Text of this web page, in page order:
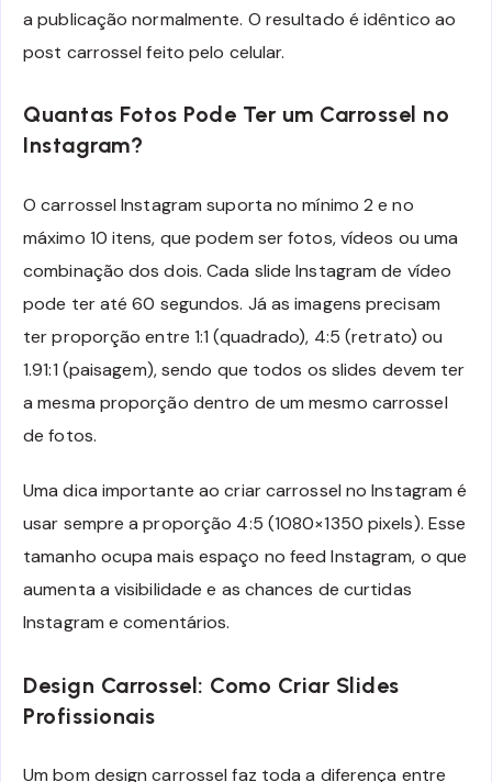
a publicação normalmente. O resultado é idêntico ao
post carrossel feito pelo celular.
Quantas Fotos Pode Ter um Carrossel no
Instagram?
O carrossel Instagram suporta no mínimo 2 e no
máximo 10 itens, que podem ser fotos, vídeos ou uma
combinação dos dois. Cada slide Instagram de vídeo
pode ter até 60 segundos. Já as imagens precisam
ter proporção entre 1:1 (quadrado), 4:5 (retrato) ou
1.91:1 (paisagem), sendo que todos os slides devem ter
a mesma proporção dentro de um mesmo carrossel
de fotos.
Uma dica importante ao criar carrossel no Instagram é
usar sempre a proporção 4:5 (1080×1350 pixels). Esse
tamanho ocupa mais espaço no feed Instagram, o que
aumenta a visibilidade e as chances de curtidas
Instagram e comentários.
Design Carrossel: Como Criar Slides
Profissionais
Um bom design carrossel faz toda a diferença entre